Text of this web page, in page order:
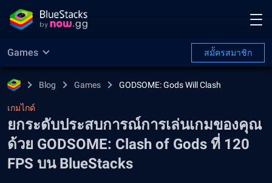
Games สมััครสมาชิก
Blog Games GODSOME: Gods Will Clash
เกมไกด์
ยกระดับประสบการณ์การเล่นเกมของคุณ
ด้วย GODSOME: Clash of Gods ที่ 120
FPS บน BlueStacks